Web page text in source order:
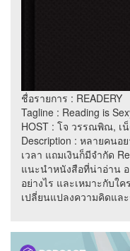
ชื่อรายการ : READERY
Tagline : Reading is
HOST : โจ วรรณพิณ, เ
Description : หลายคนอ
เวลา แถมเงินก็มีจำกัด
แนะนำหนังสือที่น่าอ่าน อ
อย่างไร และเหมาะกับใ
เปลี่ยนแปลงความคิดแล